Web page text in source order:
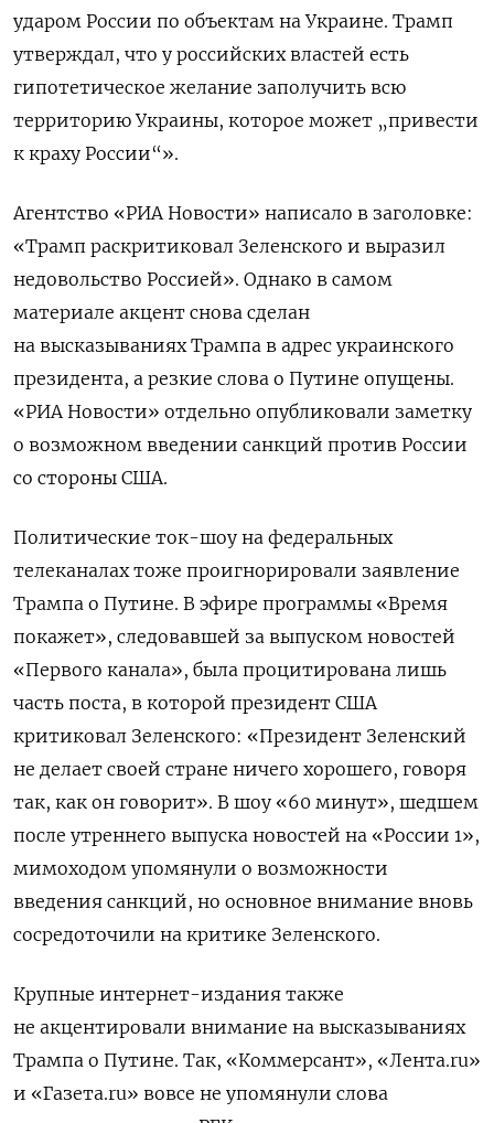
ударом России по объектам на Украине. Трамп
утверждал, что у российских властей есть
гипотетическое желание заполучить всю
территорию Украины, которое может „привести
к краху России“».
Агентство «РИА Новости» написало в заголовке:
«Трамп раскритиковал Зеленского и выразил
недовольство Россией». Однако в самом
материале акцент снова сделан
на высказываниях Трампа в адрес украинского
президента, а резкие слова о Путине опущены.
«РИА Новости» отдельно опубликовали заметку
о возможном введении санкций против России
со стороны США.
Политические ток-шоу на федеральных
телеканалах тоже проигнорировали заявление
Трампа о Путине. В эфире программы «Время
покажет», следовавшей за выпуском новостей
«Первого канала», была процитирована лишь
часть поста, в которой президент США
критиковал Зеленского: «Президент Зеленский
не делает своей стране ничего хорошего, говоря
так, как он говорит». В шоу «60 минут», шедшем
после утреннего выпуска новостей на «России 1»,
мимоходом упомянули о возможности
введения санкций, но основное внимание вновь
сосредоточили на критике Зеленского.
Крупные интернет-издания также
не акцентировали внимание на высказываниях
Трампа о Путине. Так, «Коммерсант», «Лента.ru»
и «Газета.ru» вовсе не упомянули слова